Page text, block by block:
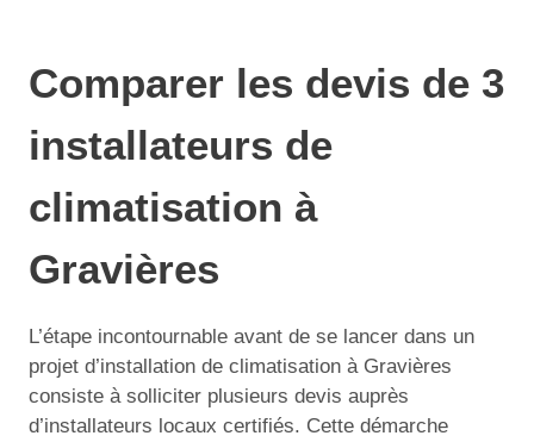
Comparer les devis de 3
installateurs de
climatisation à
Gravières
L’étape incontournable avant de se lancer dans un
projet d’installation de climatisation à Gravières
consiste à solliciter plusieurs devis auprès
d’installateurs locaux certifiés. Cette démarche